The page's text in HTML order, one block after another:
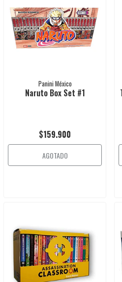
Panini México
Naruto Box Set #1
$159.900
AGOTADO